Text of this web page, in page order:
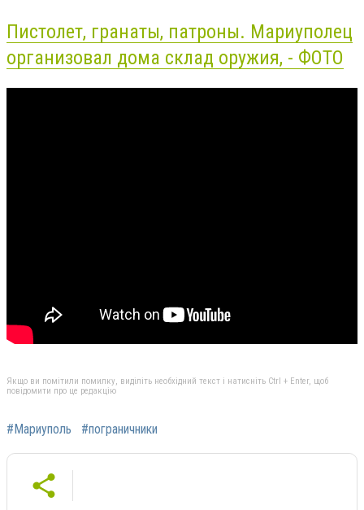
Пистолет, гранаты, патроны. Мариуполец
организовал дома склад оружия, - ФОТО
Якщо ви помітили помилку, виділіть необхідний текст і натисніть Ctrl + Enter, щоб
повідомити про це редакцію
#Мариуполь #пограничники